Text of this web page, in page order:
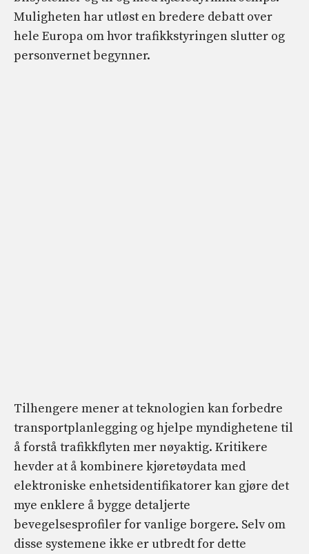
Muligheten har utløst en bredere debatt over
hele Europa om hvor trafikkstyringen slutter og
personvernet begynner.
Tilhengere mener at teknologien kan forbedre
transportplanlegging og hjelpe myndighetene til
å forstå trafikkflyten mer nøyaktig. Kritikere
hevder at å kombinere kjøretøydata med
elektroniske enhetsidentifikatorer kan gjøre det
mye enklere å bygge detaljerte
bevegelsesprofiler for vanlige borgere. Selv om
disse systemene ikke er utbredt for dette